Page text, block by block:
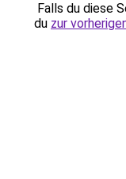
Falls du diese
du zur